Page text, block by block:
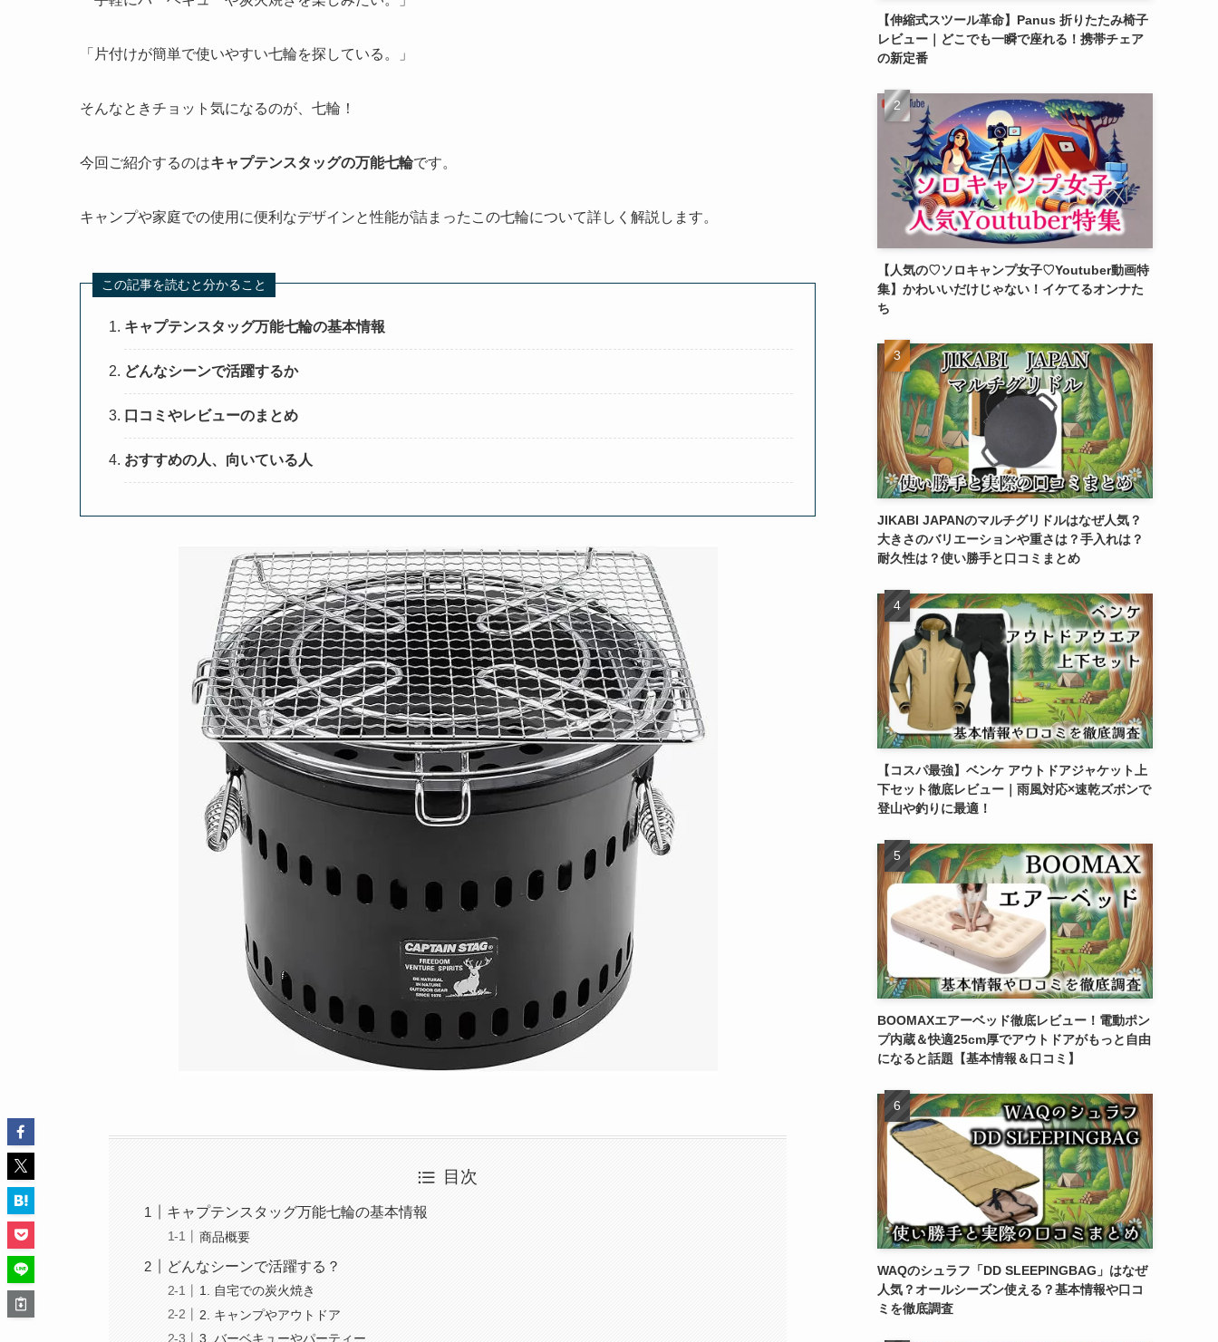
「片付けが簡単で使いやすい七輪を探している。」
そんなときチョット気になるのが、七輪！
今回ご紹介するのはキャプテンスタッグの万能七輪です。
キャンプや家庭での使用に便利なデザインと性能が詰まったこの七輪について詳しく解説します。
この記事を読むと分かること
キャプテンスタッグ万能七輪の基本情報
どんなシーンで活躍するか
口コミやレビューのまとめ
おすすめの人、向いている人
目次
キャプテンスタッグ万能七輪の基本情報
商品概要
どんなシーンで活躍する？
1. 自宅での炭火焼き
2. キャンプやアウトドア
3. バーベキューやパーティー
【伸縮式スツール革命】Panus 折りたたみ椅子
レビュー｜どこでも一瞬で座れる！携帯チェア
の新定番
【人気の♡ソロキャンプ女子♡Youtuber動画特
集】かわいいだけじゃない！イケてるオンナた
ち
JIKABI JAPANのマルチグリドルはなぜ人気？
大きさのバリエーションや重さは？手入れは？
耐久性は？使い勝手と口コミまとめ
【コスパ最強】ベンケ アウトドアジャケット上
下セット徹底レビュー｜雨風対応×速乾ズボンで
登山や釣りに最適！
BOOMAXエアーベッド徹底レビュー！電動ポン
プ内蔵＆快適25cm厚でアウトドアがもっと自由
になると話題【基本情報＆口コミ】
WAQのシュラフ「DD SLEEPINGBAG」はなぜ
人気？オールシーズン使える？基本情報や口コ
ミを徹底調査